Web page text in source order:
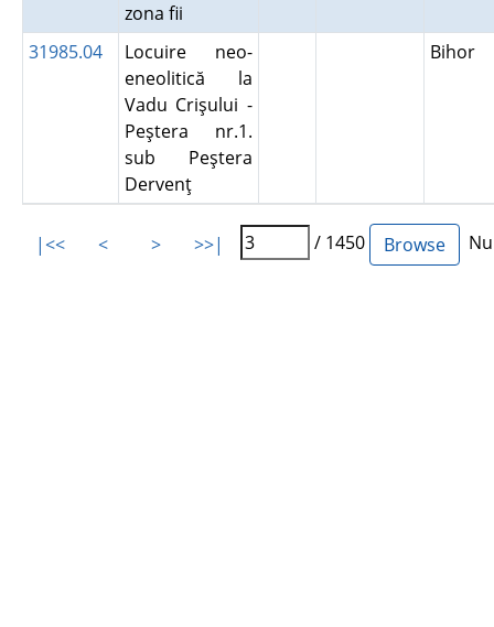
zona fii
31985.04
Locuire neo-
eneolitică la
Vadu Crişului -
Peştera nr.1.
sub Peştera
Dervenţ
Bihor
|<< < > >>| / 1450